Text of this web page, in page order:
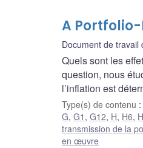
A
Document de travail
Quels sont les
question, nous
l’inflation est
Type(s) de contenu :
G, G1 , G12, H, H6,
transmission de la
en œuvre